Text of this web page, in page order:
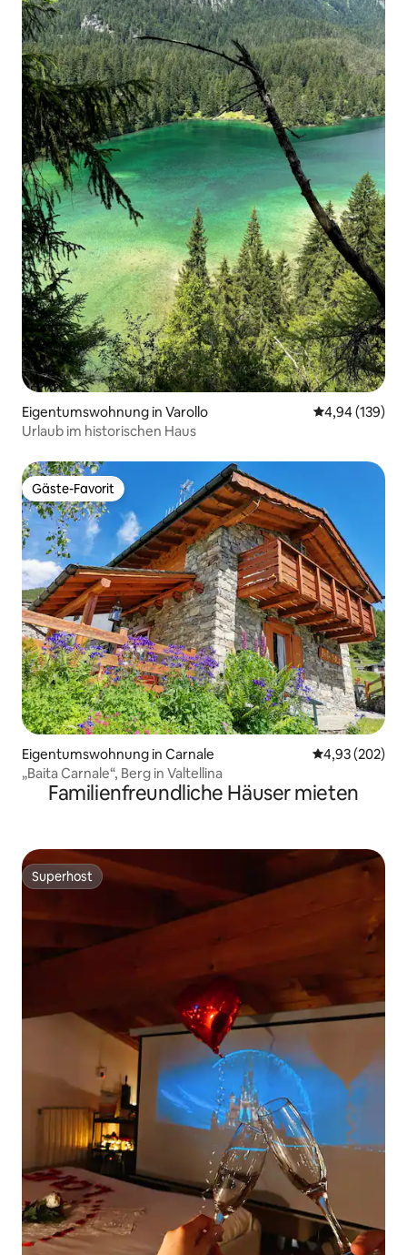
Eigentumswohnung in Varollo
4,94 (139)
Urlaub im historischen Haus
Gäste-Favorit
Gäste-Favorit
Eigentumswohnung in Carnale
4,93 (202)
„Baita Carnale“, Berg in Valtellina
Familienfreundliche Häuser mieten
Superhost
Superhost